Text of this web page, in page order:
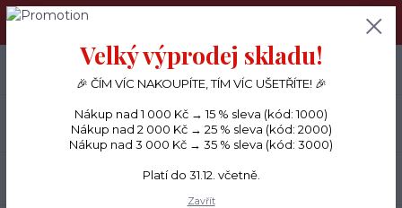
PŘÁNÍČKA a PAPÍROVÉ DÁRKY odesílám každý den, KREATIVNÍ
Menu
CZK
+420 734 380 930
(Po-Ne, 8-20 hod.)
Velký výprodej skladu!
🎉 ČÍM VÍC NAKOUPÍTE, TÍM VÍC UŠETŘÍTE! 🎉
Nákup nad 1 000 Kč → 15 % sleva (kód: 1000)
Nákup nad 2 000 Kč → 25 % sleva (kód: 2000)
Nákup nad 3 000 Kč → 35 % sleva (kód: 3000)
Platí do 31.12. včetně.
Zavřít